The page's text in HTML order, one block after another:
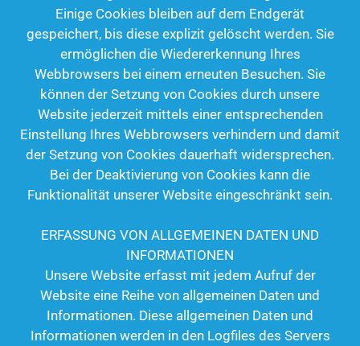
Einige Cookies bleiben auf dem Endgerät
gespeichert, bis diese explizit gelöscht werden. Sie
ermöglichen die Wiedererkennung Ihres
Webbrowsers bei einem erneuten Besuchen. Sie
können der Setzung von Cookies durch unsere
Website jederzeit mittels einer entsprechenden
Einstellung Ihres Webbrowsers verhindern und damit
der Setzung von Cookies dauerhaft widersprechen.
Bei der Deaktivierung von Cookies kann die
Funktionalität unserer Website eingeschränkt sein.
ERFASSUNG VON ALLGEMEINEN DATEN UND
INFORMATIONEN
Unsere Website erfasst mit jedem Aufruf der
Website eine Reihe von allgemeinen Daten und
Informationen. Diese allgemeinen Daten und
Informationen werden in den Logfiles des Servers